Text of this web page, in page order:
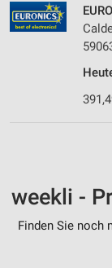
weekli -
Finden Sie noch